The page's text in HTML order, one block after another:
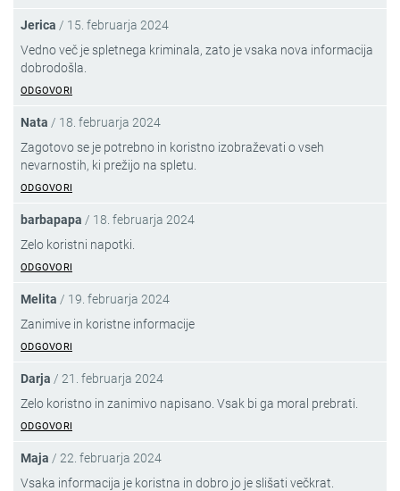
Jerica / 15. februarja 2024
Vedno več je spletnega kriminala, zato je vsaka nova informacija
dobrodošla.
ODGOVORI
Nata / 18. februarja 2024
Zagotovo se je potrebno in koristno izobraževati o vseh
nevarnostih, ki prežijo na spletu.
ODGOVORI
barbapapa / 18. februarja 2024
Zelo koristni napotki.
ODGOVORI
Melita / 19. februarja 2024
Zanimive in koristne informacije
ODGOVORI
Darja / 21. februarja 2024
Zelo koristno in zanimivo napisano. Vsak bi ga moral prebrati.
ODGOVORI
Maja / 22. februarja 2024
Vsaka informacija je koristna in dobro jo je slišati večkrat.